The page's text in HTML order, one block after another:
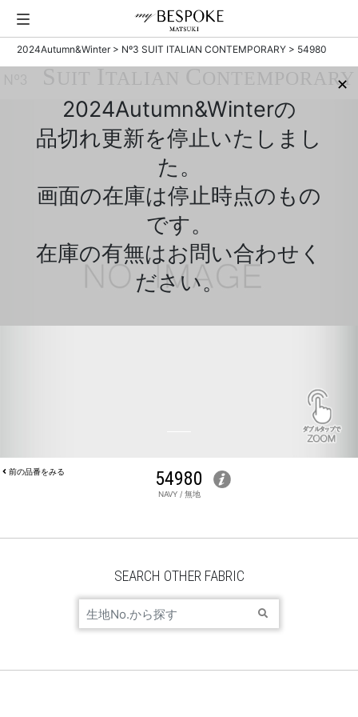
2024Autumn&Winter> Nº3 SUIT ITALIAN CONTEMPORARY > 54980
✕
2024Autumn&Winterの
品切れ更新を停止いたしまし
た。
画面の在庫は停止時点のもの
です。
在庫の有無はお問い合わせく
ださい。
ONTEMPORARY
前の品番をみる 54980
NAVY / 無地
SEARCH OTHER FABRIC